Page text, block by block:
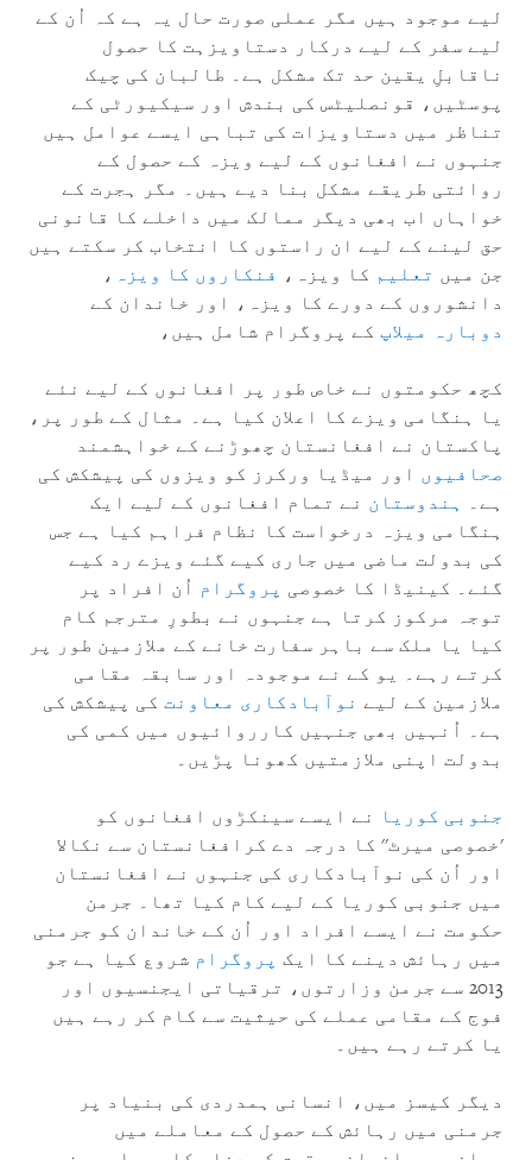
لیے موجود ہیں مگر عملی صورت حال یہ ہے کہ اُن کے
لیے سفر کے لیے درکار دستاویزہت کا حصول
ناقابلِ یقین حد تک مشکل ہے۔ طالبان کی چیک
پوسٹیں، قونصلیٹس کی بندش اور سیکیورٹی کے
تناظر میں دستاویزات کی تباہی ایسے عوامل ہیں
جنہوں نے افغانوں کے لیے ویزہ کے حصول کے
روائتی طریقے مشکل بنا دیے ہیں۔ مگر ہجرت کے
خواہاں اب بھی دیگر ممالک میں داخلے کا قانونی
حق لینے کے لیے ان راستوں کا انتخاب کر سکتے ہیں
جن میں تعلیم کا ویزہ، فنکاروں کا ویزہ ،
دانشوروں کے دورے کا ویزہ، اور خاندان کے
دوبارہ میلاپ کے پروگرام شامل ہیں،
کچھ حکومتوں نے خاص طور پر افغانوں کے لیے نئے
یا ہنگامی ویزے کا اعلان کیا ہے۔ مثال کے طور پر،
پاکستان نے افغانستان چھوڑنے کے خواہشمند
صحافیوں اور میڈيا ورکرز کو ویزوں کی پیشکش کی
ہے۔
ہندوستان نے تمام افغانوں کے لیے ایک
ہنگامی ویزہ درخواست کا نظام فراہم کیا ہے جس
کی بدولت ماضی میں جاری کیے گئے ویزے رد کیے
گئے۔ کینیڈا کا خصوصی پروگرام اُن افراد پر
توجہ مرکوز کرتا ہے جنہوں نے بطورِ مترجم کام
کیا یا ملک سے باہر سفارت خانے کے ملازمین طور پر
کرتے رہے۔ یو کے نے موجودہ اور سابقہ مقامی
ملازمین کے لیے نوآبادکاری معاونت کی پیشکش کی
ہے۔ اُنہیں بھی جنہیں کارروائیوں میں کمی کی
بدولت اپنی ملازمتیں کھونا پڑیں۔
جنوبی کوریا
نے ایسے سینکڑوں افغانوں کو
'خصوصی میرٹ'' کا درجہ دے کرافغانستان سے نکالا
اور اُن کی نوآبادکاری کی جنہوں نے افغانستان
میں جنوبی کوریا کے لیے کام کیا تھا۔ جرمن
حکومت نے ایسے افراد اور اُن کے خاندان کو جرمنی
میں رہائش دینے کا ایک پروگرام شروع کیا ہے جو
2013 سے جرمن وزارتوں، ترقیاتی ایجنسیوں اور
فوج کے مقامی عملے کی حیثیت سے کام کر رہے ہیں
یا کرتے رہے ہیں۔
دیگر کیسز میں، انسانی ہمدردی کی بنیاد پر
جرمنی میں رہائش کے حصول کے معاملے میں